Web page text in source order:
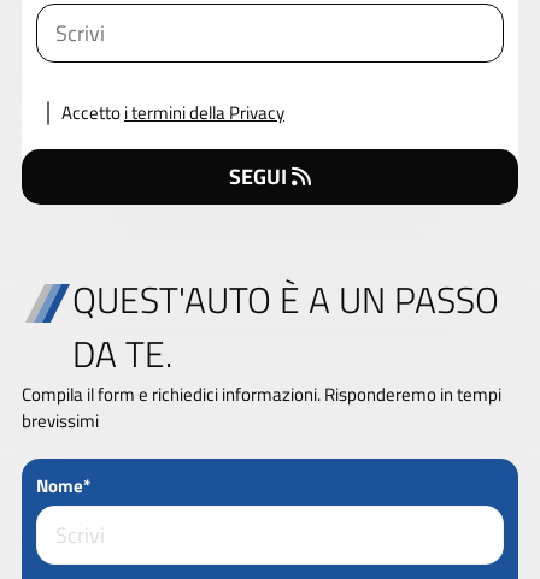
Accettoi termini della Privacy
SEGUI
QUEST'AUTO È A UN PASSO
DA TE.
Compila il form e richiedici informazioni. Risponderemo in tempi
brevissimi
Nome*